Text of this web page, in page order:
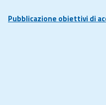
Pubblicazione obiettivi di